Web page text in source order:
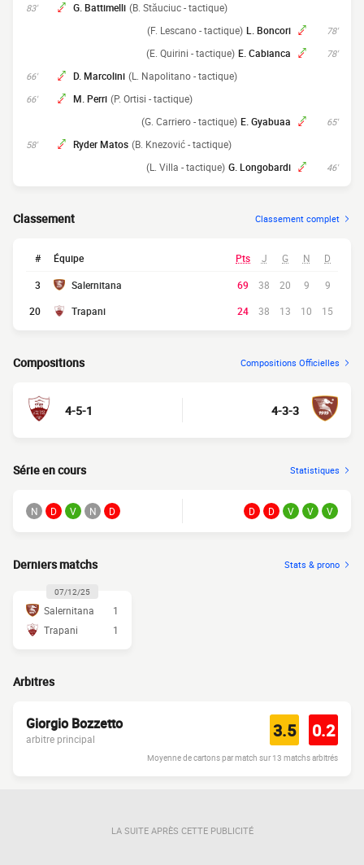
83' G. Battimelli (B. Stăuciuc - tactique)
78'
L. Boncori
(F. Lescano - tactique)
78'
E. Cabianca
(E. Quirini - tactique)
66' D. Marcolini (L. Napolitano - tactique)
66' M. Perri (P. Ortisi - tactique)
65'
E. Gyabuaa
(G. Carriero - tactique)
58' Ryder Matos (B. Knezović - tactique)
46'
G. Longobardi
(L. Villa - tactique)
Classement Classement complet
# Équipe Pts J G N D
3 Salernitana 69 38 20 9
9
20
Trapani 24 38 13 10 15
Compositions Compositions Officielles
4-5-1 4-3-3
Série en cours Statistiques
N D V N D D D V V V
Derniers matchs Stats & prono
07/12/25
Salernitana
1
Trapani
1
Arbitres
Giorgio Bozzetto
arbitre principal 3.5 0.2
Moyenne de cartons par match sur 13 matchs arbitrés
LA SUITE APRÈS CETTE PUBLICITÉ